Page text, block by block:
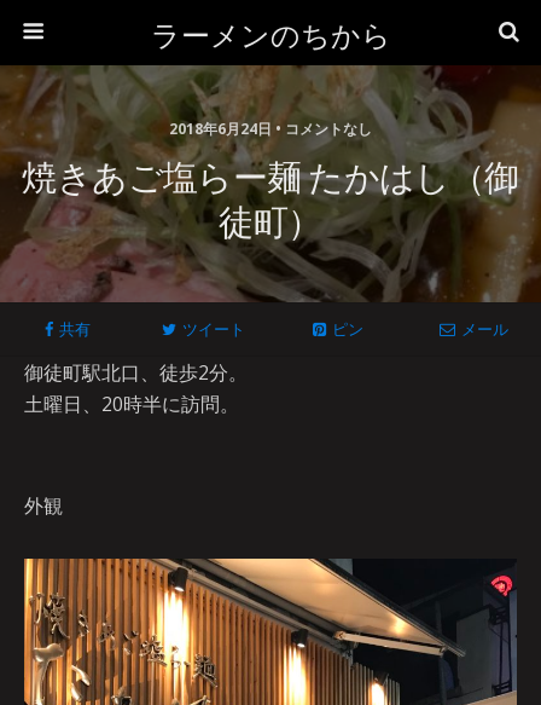
ラーメンのちから
2018年6月24日 • コメントなし
焼きあご塩らー麺 たかはし（御
徒町）
共有 ツイート ピン メール
御徒町駅北口、徒歩2分。
土曜日、20時半に訪問。
外観